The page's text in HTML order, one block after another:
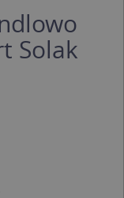
Solak